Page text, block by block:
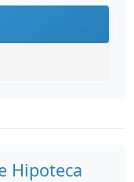
Hipoteca